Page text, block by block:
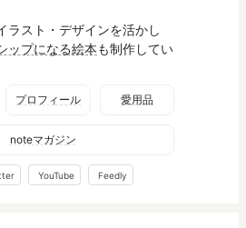
ラスト・デザインを活かし
ップになる絵本も制作してい
プロフィール 愛用品
noteマガジン
YouTube Feedly